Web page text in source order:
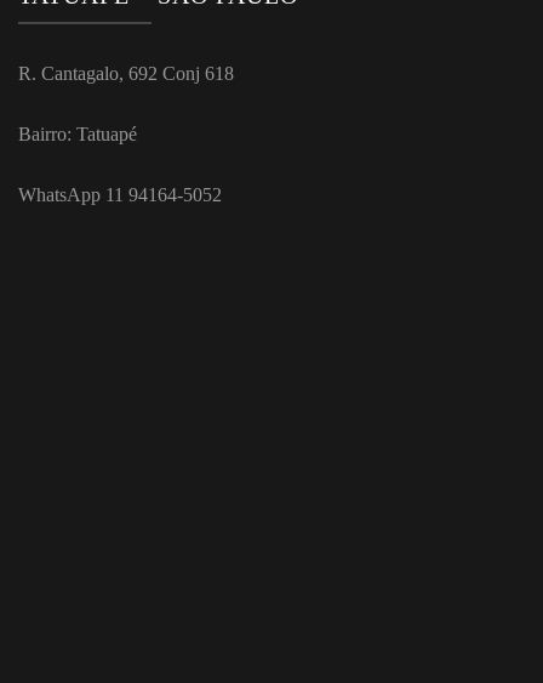
R. Cantagalo, 692 Conj 618
Bairro: Tatuapé
WhatsApp 11 94164-5052